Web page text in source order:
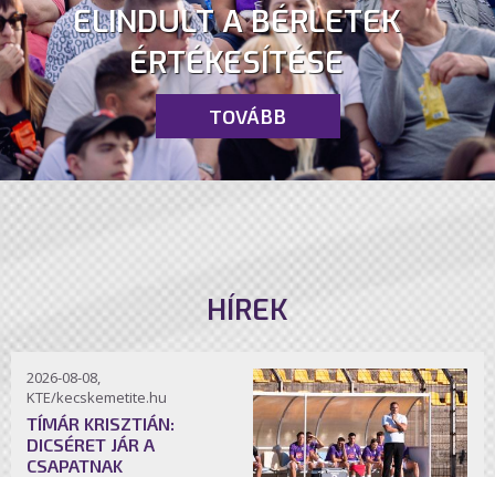
ELINDULT A BÉRLETEK
ÉRTÉKESÍTÉSE
TOVÁBB
HÍREK
2026-08-08,
KTE/kecskemetite.hu
TÍMÁR KRISZTIÁN:
DICSÉRET JÁR A
CSAPATNAK